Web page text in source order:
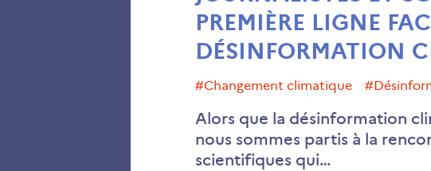
PREMIÈRE LIGNE
DÉSINFORMATION
#changement climatique
Alors que la désinformation
nous sommes partis à la
scientifiques qui…